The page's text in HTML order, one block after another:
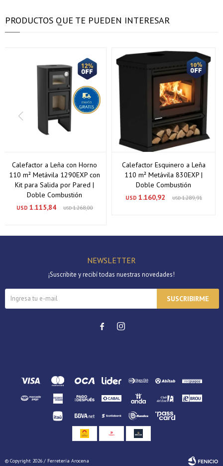
PRODUCTOS QUE TE PUEDEN INTERESAR
Calefactor a Leña con Horno
110 m² Metávila 1290EXP con
Kit para Salida por Pared |
Doble Combustión
USD 1.115,84 USD1.268,00
Calefactor Esquinero a Leña
110 m² Metávila 830EXP |
Doble Combustión
USD 1.160,92 USD1.289,91
NEWSLETTER
¡Suscribite y recibí todas nuestras novedades!
SUSCRIBIRME
 
© Copyright 2026 / Ferretería Arocena